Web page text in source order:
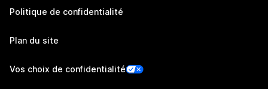
Politique de confidentialité
Plan du site
Vos choix de confidentialité